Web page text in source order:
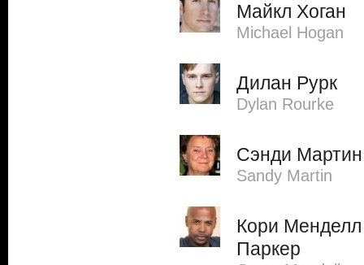
Майкл Хоган
Michael Hogan
Дилан Рурк
Dylan Rourke
Сэнди Мартин
Sandy Martin
Кори Менделл
Паркер